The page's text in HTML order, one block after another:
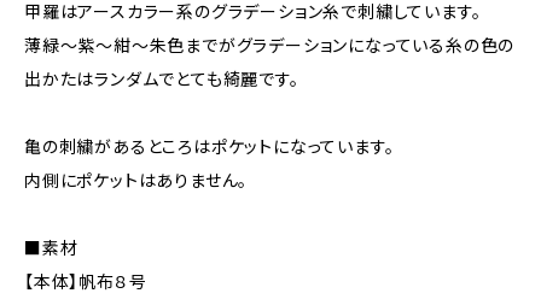
甲羅はアースカラー系のグラデーション糸で刺繍しています。
薄緑～紫～紺～朱色までがグラデーションになっている糸の色の
出かたはランダムでとても綺麗です。
亀の刺繍があるところはポケットになっています。
内側にポケットはありません。
■素材
【本体】帆布８号